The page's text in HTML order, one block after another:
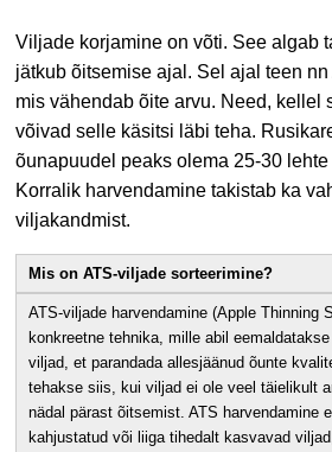
Viljade korjamine on võti. See algab
jätkub õitsemise ajal. Sel ajal teen
mis vähendab õite arvu. Need, kellel
võivad selle käsitsi läbi teha.
õunapuudel peaks olema 25-30
Korralik harvendamine takistab ka
viljakandmist.
Mis on ATS-viljade sorteerimine?
ATS-viljade harvendamine (Apple Thinning
konkreetne tehnika, mille abil
viljad, et parandada allesjäänud õunte
tehakse siis, kui viljad ei ole veel täielikult
nädal pärast õitsemist. ATS harvendamine
kahjustatud või liiga tihedalt kasvavad